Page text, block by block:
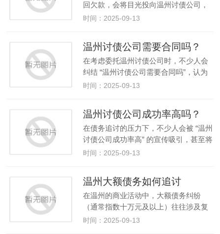
回欠款，会将目光投向温州讨债公司，
但 “温州讨债公司有风险吗” 是必须提前
托过程，从法律责任到经济损失…
时间：2025-09-13
温州讨债公司需要合同吗？
在考虑委托温州讨债公司时，不少人会
纠结 “温州讨债公司需要合同吗”，认为
签订合同能让服务更有保障。但实际
受法律保护，甚至可能成为日…
时间：2025-09-13
温州讨债公司成功率高吗？
在债务追讨的压力下，不少人会被 “温州
讨债公司成功率高” 的宣传吸引，甚至将
其视为解决债务问题的 “捷径”。但事实
和利益陷阱，盲目相…
时间：2025-09-13
温州大额债务如何追讨
在温州的商业活动中，大额债务纠纷
（通常指数十万元及以上）往往涉及复
杂的资金往来和利益关系，追讨难度远
时间：2025-09-13